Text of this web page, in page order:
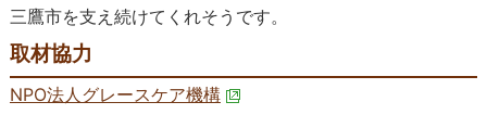
三鷹市を支え続けてくれそうです。
取材協力
NPO法人グレースケア機構